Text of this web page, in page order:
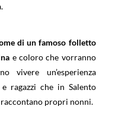
di un famoso folletto
e coloro che vorranno
vivere un’esperienza
ragazzi che in Salento
raccontano propri nonni.